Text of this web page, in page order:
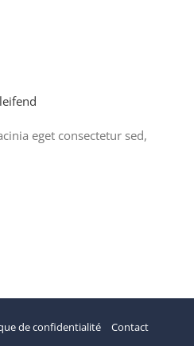
eget consectetur sed,
de confidentialité Contact